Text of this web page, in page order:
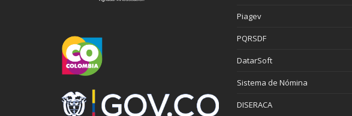
Piagev
PQRSDF
DatarSoft
Sistema de Nómina
DISERACA